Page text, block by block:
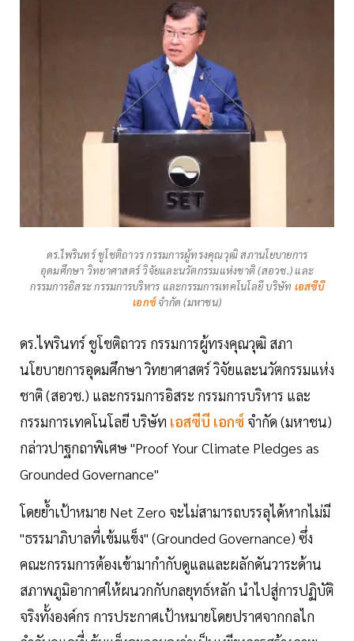
ดร.ไพรินทร์ ชูโชติถาวร กรรมการผู้ทรงคุณวุฒิ สภานโยบายการ
อุดมศึกษา วิทยาศาสตร์ วิจัยและนวัตกรรมแห่งชาติ (สอวช.) และ
กรรมการอิสระ กรรมการบริหาร และกรรมการเทคโนโลยี บริษัท เอสซีบี
เอกซ์จำกัด (มหาชน)
ดร.ไพรินทร์ ชูโชติถาวร กรรมการผู้ทรงคุณวุฒิ สภา
นโยบายการอุดมศึกษา วิทยาศาสตร์ วิจัยและนวัตกรรมแห่ง
ชาติ (สอวช.) และกรรมการอิสระ กรรมการบริหาร และ
กรรมการเทคโนโลยี บริษัท เอสซีบี เอกซ์ จำกัด (มหาชน)
กล่าวปาฐกถาพิเศษ "Proof Your Climate Pledges as
Grounded Governance"
โดยย้ำเป้าหมาย Net Zero จะไม่สามารถบรรลุได้หากไม่มี
"ธรรมาภิบาลที่เข้มแข็ง" (Grounded Governance) ซึ่ง
คณะกรรมการต้องเข้ามากำกับดูแลและผลักดันวาระด้าน
สภาพภูมิอากาศให้ผนวกกับกลยุทธ์หลัก นำไปสู่การปฏิบัติ
จริงทั้งองค์กร การประกาศเป้าหมายโดยปราศจากกลไก